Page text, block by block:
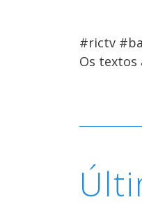
#rictv
Os textos